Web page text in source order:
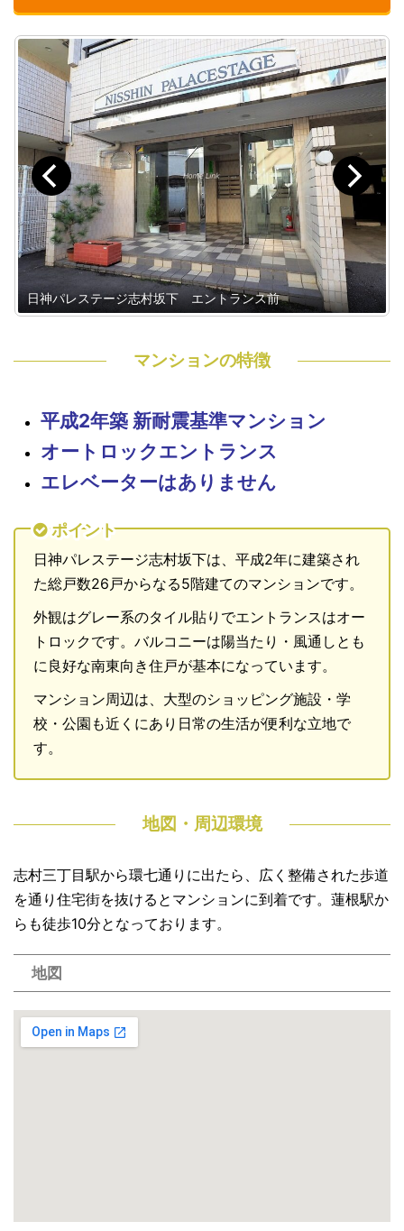
日神パレステージ志村坂下 エントランス前
マンションの特徴
平成2年築 新耐震基準マンション
オートロックエントランス
エレベーターはありません
ポイント
日神パレステージ志村坂下は、平成2年に建築され
た総戸数26戸からなる5階建てのマンションです。
外観はグレー系のタイル貼りでエントランスはオー
トロックです。バルコニーは陽当たり・風通しとも
に良好な南東向き住戸が基本になっています。
マンション周辺は、大型のショッピング施設・学
校・公園も近くにあり日常の生活が便利な立地で
す。
地図・周辺環境
志村三丁目駅から環七通りに出たら、広く整備された歩道
を通り住宅街を抜けるとマンションに到着です。蓮根駅か
らも徒歩10分となっております。
地図